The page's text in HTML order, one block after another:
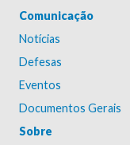
Comunicação
Notícias
Defesas
Eventos
Documentos Gerais
Sobre